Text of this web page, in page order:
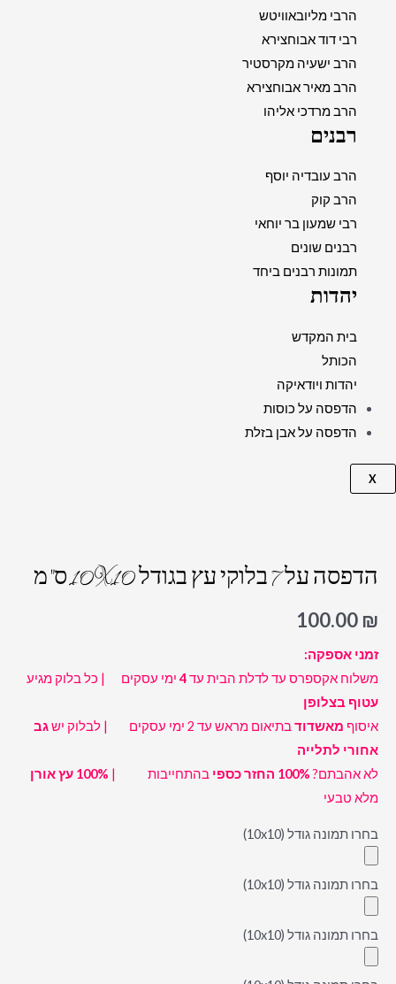
הרבי מליובאוויטש
רבי דוד אבוחצירא
הרב ישעיה מקרסטיר
הרב מאיר אבוחצירא
הרב מרדכי אליהו
רבנים
הרב עובדיה יוסף
הרב קוק
רבי שמעון בר יוחאי
רבנים שונים
תמונות רבנים ביחד
יהדות
בית המקדש
הכותל
יהדות ויודאיקה
הדפסה על כוסות
הדפסה על אבן בזלת
X
הדפסה על 7 בלוקי עץ בגודל 10X10 ס"מ
100.00 ₪
זמני אספקה:
משלוח אקספרס עד לדלת הבית עד4 ימי עסקים | כל בלוק מגיע
עטוף בצלופן
איסוף מאשדודבתיאום מראש עד 2 ימי עסקים | לבלוק יש
גב
אחורי לתלייה
לא אהבתם?100% החזר כספי בהתחייבות | 100% עץ אורן
מלא טבעי
בחרו תמונה גודל (10x10)
בחרו תמונה גודל (10x10)
בחרו תמונה גודל (10x10)
הדפסה
7
10X10